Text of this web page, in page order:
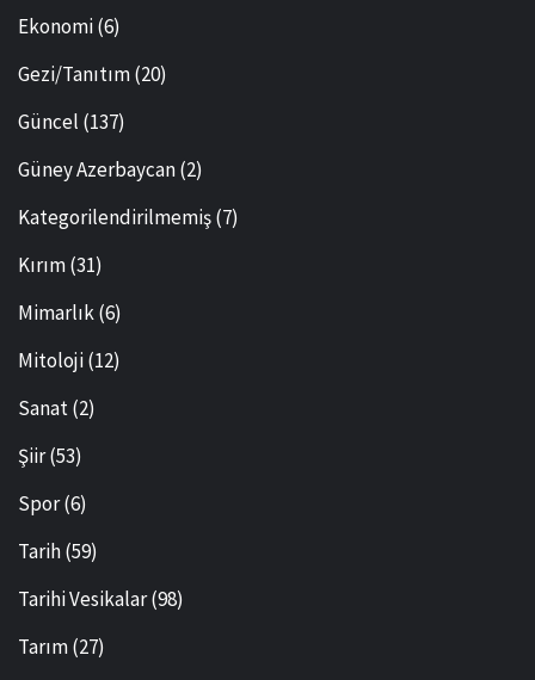
Ekonomi(6)
Gezi/Tanıtım(20)
Güncel (137)
Güney Azerbaycan(2)
Kategorilendirilmemiş(7)
Kırım(31)
Mimarlık(6)
Mitoloji(12)
Sanat(2)
Şiir(53)
Spor(6)
Tarih(59)
Tarihi Vesikalar(98)
Tarım(27)